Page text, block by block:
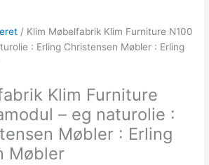
/ Klim Møbelfabrik Klim Furniture N100
: Erling Christensen Møbler : Erling
Klim Furniture
– eg naturolie :
Møbler : Erling
Møbler